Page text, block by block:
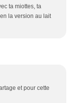
ta miottes, ta
la version au lait
et pour cette